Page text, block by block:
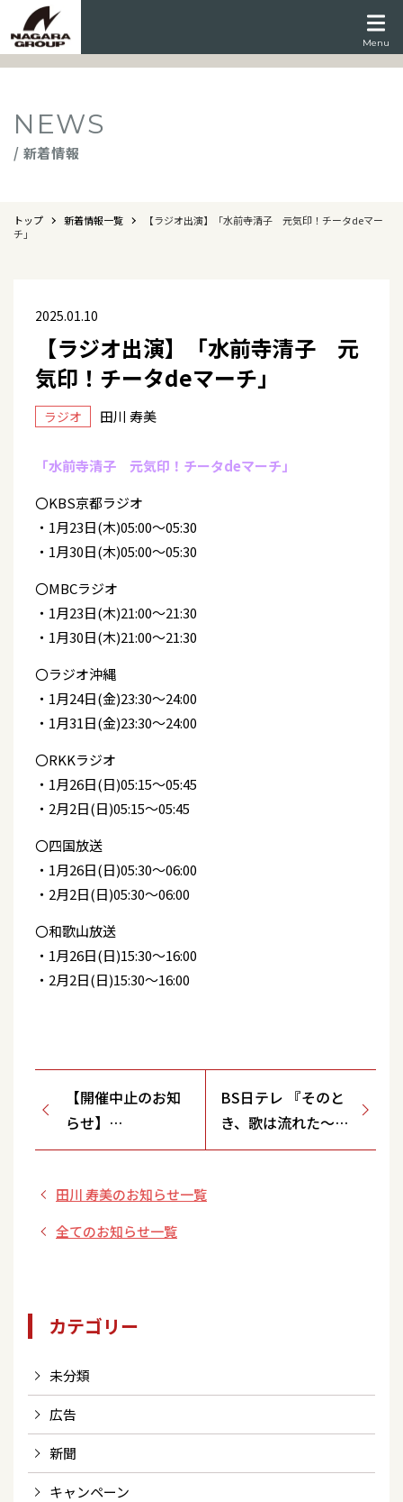
Menu
NEWS
/ 新着情報
トップ 新着情報一覧
【ラジオ出演】「水前寺清子 元気印！チータdeマー
チ」
2025.01.10
【ラジオ出演】「水前寺清子 元
気印！チータdeマーチ」
ラジオ 田川 寿美
「水前寺清子 元気印！チータdeマーチ」
〇KBS京都ラジオ
・1月23日(木)05:00～05:30
・1月30日(木)05:00～05:30
〇MBCラジオ
・1月23日(木)21:00～21:30
・1月30日(木)21:00～21:30
〇ラジオ沖縄
・1月24日(金)23:30～24:00
・1月31日(金)23:30～24:00
〇RKKラジオ
・1月26日(日)05:15～05:45
・2月2日(日)05:15～05:45
〇四国放送
・1月26日(日)05:30～06:00
・2月2日(日)05:30～06:00
〇和歌山放送
・1月26日(日)15:30～16:00
・2月2日(日)15:30～16:00
【開催中止のお知
らせ】
1/10(金),11(土),12(日)
ースイベント
BS日テレ 『そのと
き、歌は流れた〜時
代を彩った昭和名
田川 寿美のお知らせ一覧
全てのお知らせ一覧
カテゴリー
未分類
広告
新聞
キャンペーン